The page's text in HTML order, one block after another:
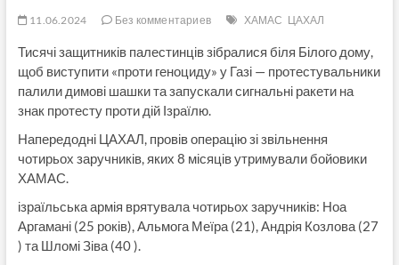
11.06.2024 Без комментариев ХАМАС ЦАХАЛ
Тисячі защитників палестинців зібралися біля Білого дому,
щоб виступити «проти геноциду» у Газі — протестувальники
палили димові шашки та запускали сигнальні ракети на
знак протесту проти дій Ізраїлю.
Напередодні ЦАХАЛ, провів операцію зі звільнення
чотирьох заручників, яких 8 місяців утримували бойовики
ХАМАС.
ізраїльська армія врятувала чотирьох заручників: Ноа
Аргамані (25 років), Альмога Меїра (21), Андрія Козлова (27
) та Шломі Зіва (40 ).